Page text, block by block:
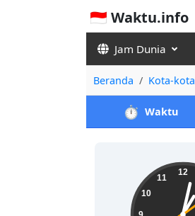
🇮🇩 Waktu.info
Jam Dunia
Beranda Kota-kota
⏱️ Waktu
13:02:09 12
10
11